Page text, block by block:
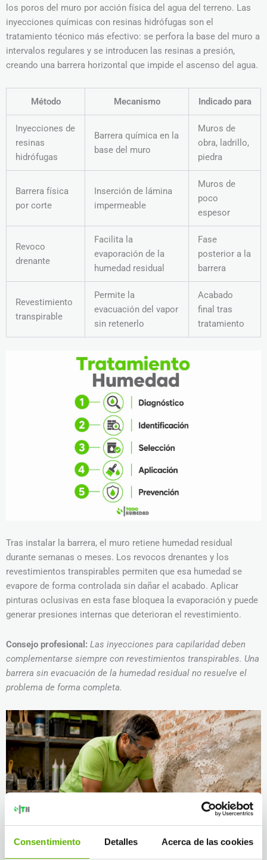
Consentimiento Detalles Acerca de las cookies
los poros del muro por acción física del agua del terreno. Las
inyecciones químicas con resinas hidrófugas son el
tratamiento técnico más efectivo: se perfora la base del muro a
intervalos regulares y se introducen las resinas a presión,
creando una barrera horizontal que impide el ascenso del agua.
Método Mecanismo Indicado para
Inyecciones de
resinas
hidrófugas
Barrera química en la
base del muro
Muros de
obra, ladrillo,
piedra
Barrera física
por corte
Inserción de lámina
impermeable
Muros de
poco
espesor
Revoco
drenante
Facilita la
evaporación de la
humedad residual
Fase
posterior a la
barrera
Revestimiento
transpirable
Permite la
evacuación del vapor
sin retenerlo
Acabado
final tras
tratamiento
Tras instalar la barrera, el muro retiene humedad residual
durante semanas o meses. Los revocos drenantes y los
revestimientos transpirables permiten que esa humedad se
evapore de forma controlada sin dañar el acabado. Aplicar
pinturas oclusivas en esta fase bloquea la evaporación y puede
generar presiones internas que deterioran el revestimiento.
Consejo profesional: Las inyecciones para capilaridad deben
complementarse siempre con revestimientos transpirables. Una
barrera sin evacuación de la humedad residual no resuelve el
problema de forma completa.